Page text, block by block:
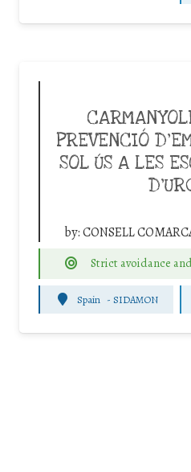
PREVENCIÓ
SOL ÚS A LES
by:CONSELL
Strict avoidance
Spain - SIDAMON